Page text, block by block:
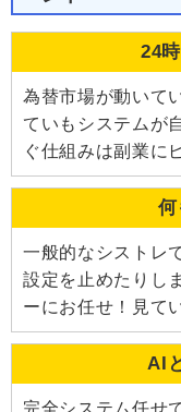
24
為替市場が動いて
ていもシステムが
ぐ仕組みは副業に
何
一般的なシストレ
設定を止めたりし
ーにお任せ！見て
AI
完全システム任せ